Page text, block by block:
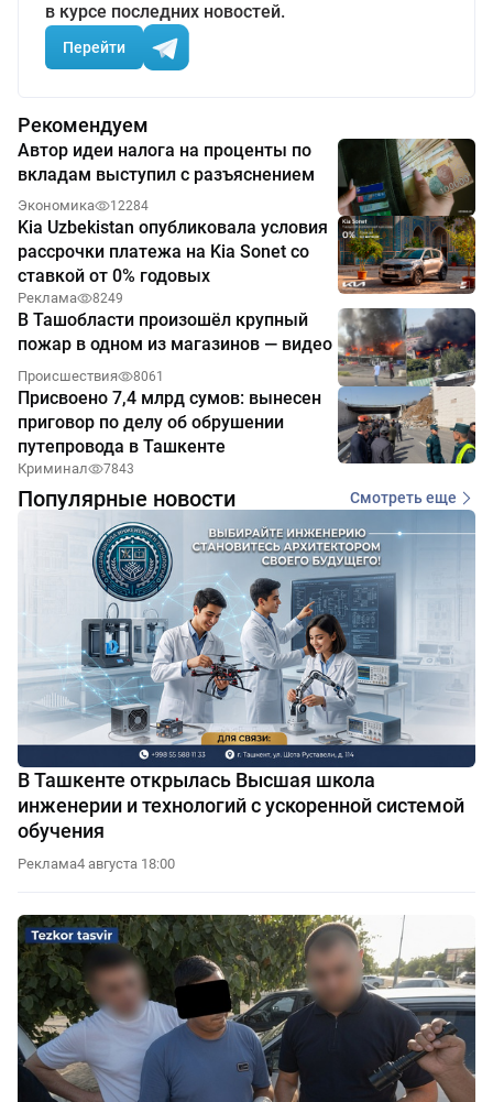
в курсе последних новостей.
Перейти
Рекомендуем
Автор идеи налога на проценты по
вкладам выступил с разъяснением
Экономика 12284
Kia Uzbekistan опубликовала условия
рассрочки платежа на Kia Sonet со
ставкой от 0% годовых
Реклама 8249
В Ташобласти произошёл крупный
пожар в одном из магазинов — видео
Происшествия 8061
Присвоено 7,4 млрд сумов: вынесен
приговор по делу об обрушении
путепровода в Ташкенте
Криминал 7843
Популярные новости Смотреть еще
В Ташкенте открылась Высшая школа
инженерии и технологий с ускоренной системой
обучения
Реклама4 августа 18:00